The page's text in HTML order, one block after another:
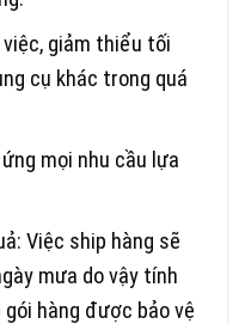
giảm thiểu tối
cụ khác trong quá
mọi nhu cầu lựa
Việc ship hàng sẽ
mưa do vậy tính
hàng được bảo vệ